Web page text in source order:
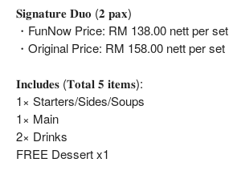
𝐒𝐢𝐠𝐧𝐚𝐭𝐮𝐫𝐞 𝐃𝐮𝐨 (𝟐 𝐩𝐚𝐱)
・FunNow Price: RM 138.00 nett per set
・Original Price: RM 158.00 nett per set
𝐈𝐧𝐜𝐥𝐮𝐝𝐞𝐬 (𝐓𝐨𝐭𝐚𝐥 𝟓 𝐢𝐭𝐞𝐦𝐬):
1× Starters/Sides/Soups
1× Main
2× Drinks
FREE Dessert x1